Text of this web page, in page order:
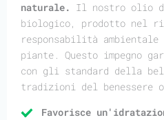
naturale. Il nostro olio
biologico, prodotto nel
responsabilità
piante. Questo impegno
con gli standard della
tradizioni del benessere
Favorisce